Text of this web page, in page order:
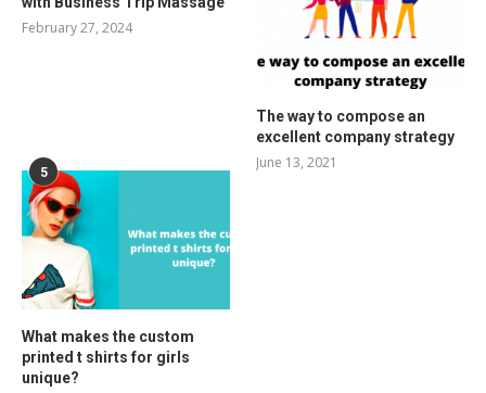
February 27, 2024
The way to compose an
excellent company strategy
June 13, 2021
5
What makes the custom
printed t shirts for girls
unique?